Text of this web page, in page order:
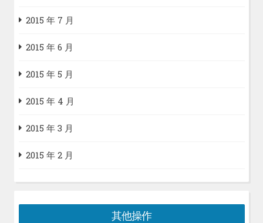
2015 年 7 月
2015 年 6 月
2015 年 5 月
2015 年 4 月
2015 年 3 月
2015 年 2 月
其他操作